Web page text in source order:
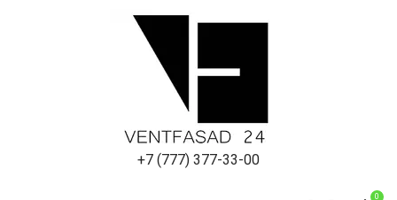
+7 (777) 377-33-00
0